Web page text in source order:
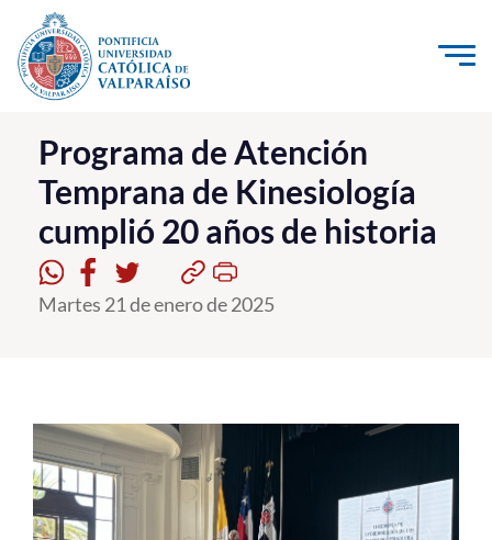
Click acá para ir directamente al contenido
La Universidad
Investigación, Creación e Innovación
PUCV Internacional
Vinculación con el Medio
Postgrado
Formación Continua
Programa de Atención
Temprana de Kinesiología
cumplió 20 años de historia
Martes 21 de enero de 2025